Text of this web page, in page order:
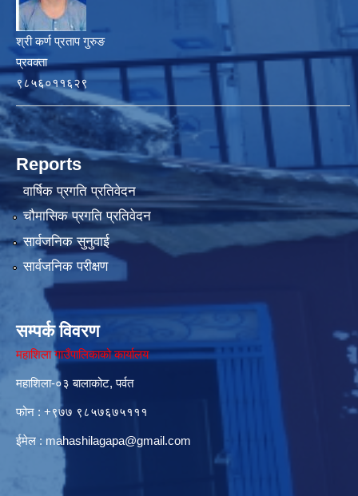
श्री कर्ण प्रताप गुरुङ
प्रवक्ता
९८५६०११६२९
Reports
वार्षिक प्रगति प्रतिवेदन
चौमासिक प्रगति प्रतिवेदन
सार्वजनिक सुनुवाई
सार्वजनिक परीक्षण
सम्पर्क विवरण
महाशिला गाउँपालिकाको कार्यालय
महाशिला-०३ बालाकोट, पर्वत
फोन : ‌+९७७ ९८५७६७५१११
ईमेल : mahashilagapa@gmail.com